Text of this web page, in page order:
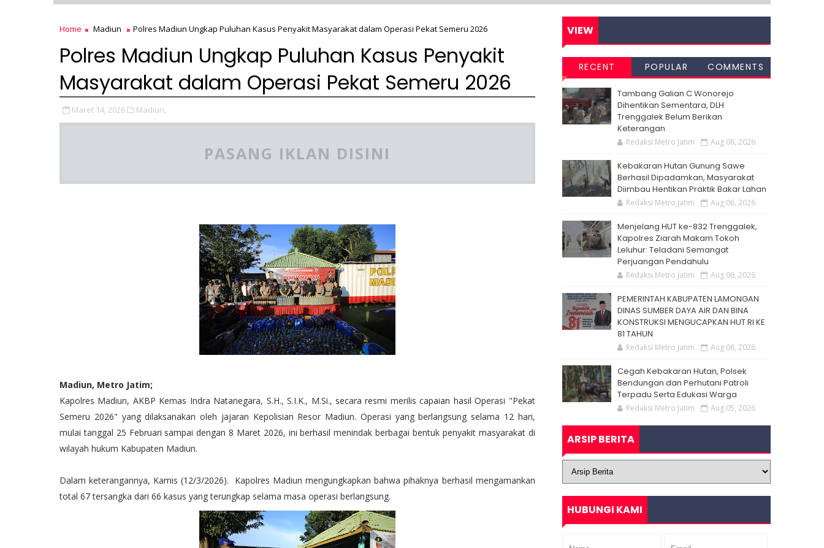
Home Madiun Polres Madiun Ungkap Puluhan Kasus Penyakit Masyarakat dalam Operasi Pekat Semeru 2026
Polres Madiun Ungkap Puluhan Kasus Penyakit
Masyarakat dalam Operasi Pekat Semeru 2026
Maret 14, 2026 Madiun,
PASANG IKLAN DISINI
Madiun, Metro Jatim;
Kapolres Madiun, AKBP Kemas Indra Natanegara, S.H., S.I.K., M.Si., secara resmi merilis capaian hasil Operasi "Pekat
Semeru 2026" yang dilaksanakan oleh jajaran Kepolisian Resor Madiun. Operasi yang berlangsung selama 12 hari,
mulai tanggal 25 Februari sampai dengan 8 Maret 2026, ini berhasil menindak berbagai bentuk penyakit masyarakat di
wilayah hukum Kabupaten Madiun.
Dalam keterangannya, Kamis (12/3/2026). Kapolres Madiun mengungkapkan bahwa pihaknya berhasil mengamankan
total 67 tersangka dari 66 kasus yang terungkap selama masa operasi berlangsung.
VIEW
RECENT POPULAR COMMENTS
Tambang Galian C Wonorejo
Dihentikan Sementara, DLH
Trenggalek Belum Berikan
Keterangan
Redaksi Metro Jatim Aug 06, 2026
Kebakaran Hutan Gunung Sawe
Berhasil Dipadamkan, Masyarakat
Diimbau Hentikan Praktik Bakar Lahan
Redaksi Metro Jatim Aug 06, 2026
Menjelang HUT ke-832 Trenggalek,
Kapolres Ziarah Makam Tokoh
Leluhur: Teladani Semangat
Perjuangan Pendahulu
Redaksi Metro Jatim Aug 06, 2026
PEMERINTAH KABUPATEN LAMONGAN
DINAS SUMBER DAYA AIR DAN BINA
KONSTRUKSI MENGUCAPKAN HUT RI KE
81 TAHUN
Redaksi Metro Jatim Aug 06, 2026
Cegah Kebakaran Hutan, Polsek
Bendungan dan Perhutani Patroli
Terpadu Serta Edukasi Warga
Redaksi Metro Jatim Aug 05, 2026
ARSIP BERITA
HUBUNGI KAMI